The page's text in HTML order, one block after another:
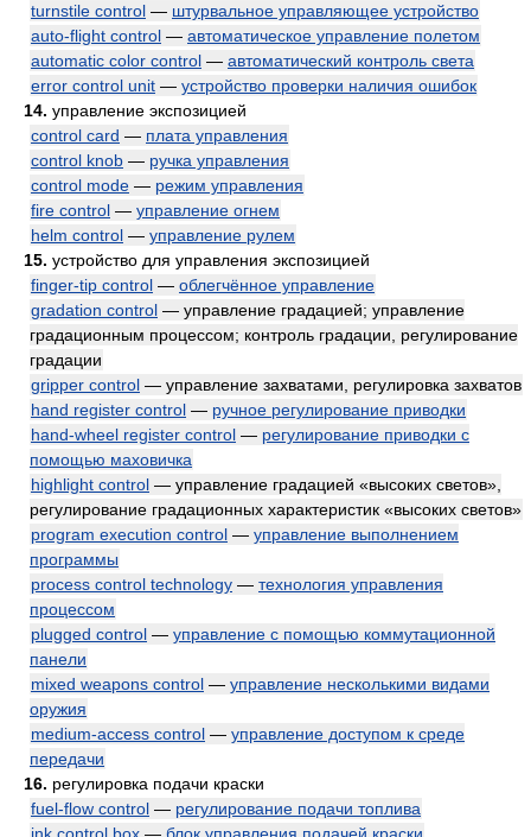
turnstile control — штурвальное управляющее устройство
auto-flight control — автоматическое управление полетом
automatic color control — автоматический контроль света
error control unit — устройство проверки наличия ошибок
14. управление экспозицией
control card — плата управления
control knob — ручка управления
control mode — режим управления
fire control — управление огнем
helm control — управление рулем
15. устройство для управления экспозицией
finger-tip control — облегчённое управление
gradation control — управление градацией; управление
градационным процессом; контроль градации, регулирование
градации
gripper control — управление захватами, регулировка захватов
hand register control — ручное регулирование приводки
hand-wheel register control — регулирование приводки с
помощью маховичка
highlight control — управление градацией «высоких светов»,
регулирование градационных характеристик «высоких светов»
program execution control — управление выполнением
программы
process control technology — технология управления
процессом
plugged control — управление с помощью коммутационной
панели
mixed weapons control — управление несколькими видами
оружия
medium-access control — управление доступом к среде
передачи
16. регулировка подачи краски
fuel-flow control — регулирование подачи топлива